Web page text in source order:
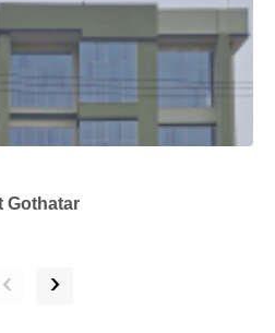
Gothatar
‹ ›